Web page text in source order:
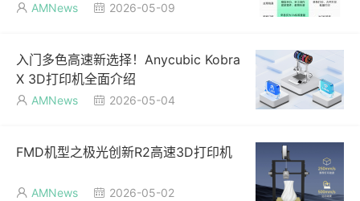
 AMNews  2026-05-09
入门多色高速新选择！Anycubic Kobra
X 3D打印机全面介绍
 AMNews  2026-05-04
FMD机型之极光创新R2高速3D打印机
 AMNews  2026-05-02